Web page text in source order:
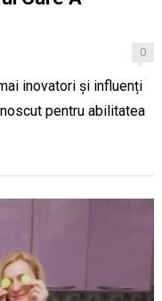
0
inovatori și influenți
pentru abilitatea